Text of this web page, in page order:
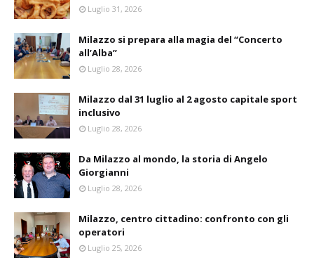
Luglio 31, 2026
Milazzo si prepara alla magia del “Concerto
all’Alba”
Luglio 28, 2026
Milazzo dal 31 luglio al 2 agosto capitale sport
inclusivo
Luglio 28, 2026
Da Milazzo al mondo, la storia di Angelo
Giorgianni
Luglio 28, 2026
Milazzo, centro cittadino: confronto con gli
operatori
Luglio 25, 2026